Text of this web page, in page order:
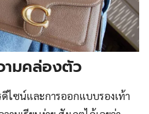
ามคล่องตัว
ไซน์และการออกแบบรองเท้า